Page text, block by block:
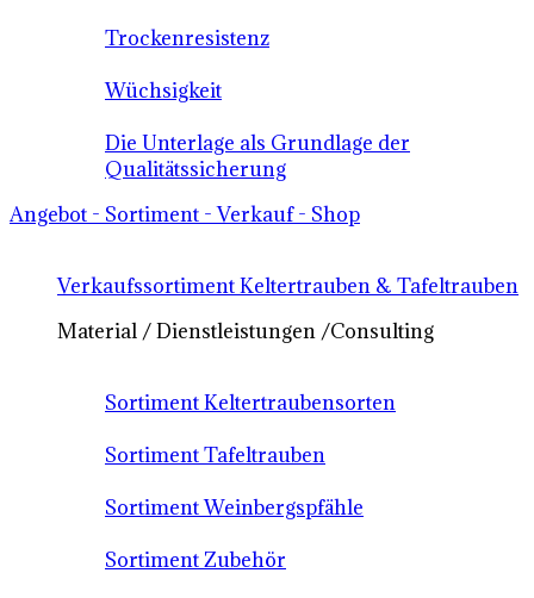
Trockenresistenz
Wüchsigkeit
Die Unterlage als Grundlage der
Qualitätssicherung
Angebot - Sortiment - Verkauf - Shop
Verkaufssortiment Keltertrauben & Tafeltrauben
Material / Dienstleistungen /Consulting
Sortiment Keltertraubensorten
Sortiment Tafeltrauben
Sortiment Weinbergspfähle
Sortiment Zubehör